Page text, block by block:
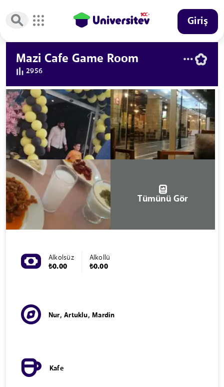
Giriş
Mazi Cafe Game Room
2956
Tümünü Gör
Alkolsüz
₺0.00
Alkollü
₺0.00
Nur, Artuklu, Mardin
Kafe